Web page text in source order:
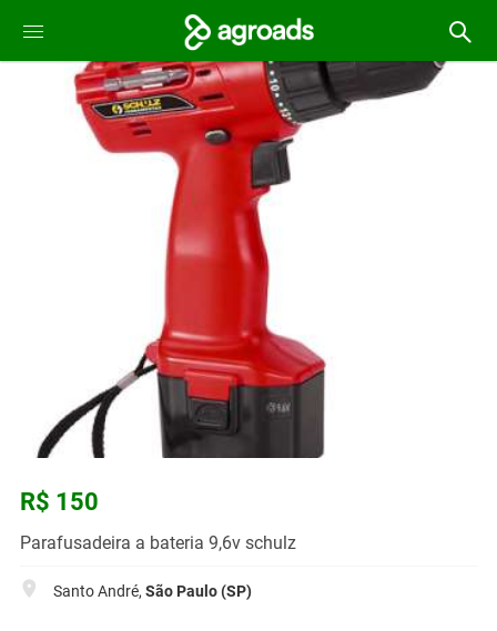
R$ 150
Parafusadeira a bateria 9,6v schulz
Santo André, São Paulo (SP)